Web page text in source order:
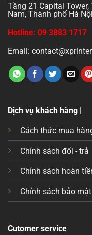
Tầng 21 Capital
Nam, Thành phố Hà
Hotline: 09 3883 1717
Email:
Dịch vụ khách hàng |
Cách thức mua
Chính sách đổi - trả
Chính sách hoàn
Chính sách bảo mật
Cutomer service